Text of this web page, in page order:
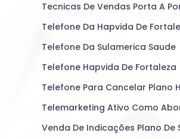
Tecnicas De Vendas Porta A
Telefone Da Hapvida De
Telefone Da Sulamerica Saude
Telefone Hapvida De Fortaleza
Telefone Para Cancelar Plano
Telemarketing Ativo Como
Venda De Indicações Plano De